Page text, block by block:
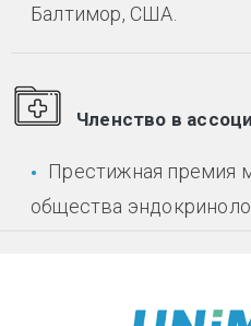
Балтимор, США.
Членство в
Престижная премия
общества